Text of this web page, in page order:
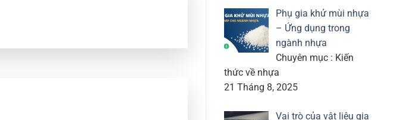
Phụ gia khử mùi nhựa
– Ứng dụng trong
ngành nhựa
Chuyên mục : Kiến
thức về nhựa
21 Tháng 8, 2025
Vai trò của vật liệu gia